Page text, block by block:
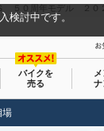
検討中です。
バイクを
売る
ナ
場